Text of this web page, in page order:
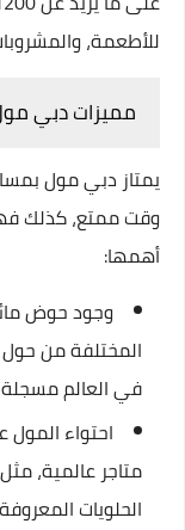
للأطعمة،
مميزات دبي
يمتاز دبي مول
وقت ممتع، كذلك
أهمها:
وجود حوض
المختلفة من حول
في العالم
متاجر عالمية،
الحلويات المعروفة، كما يوجد